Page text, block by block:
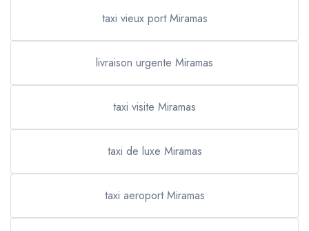
taxi vieux port Miramas
livraison urgente Miramas
taxi visite Miramas
taxi de luxe Miramas
taxi aeroport Miramas